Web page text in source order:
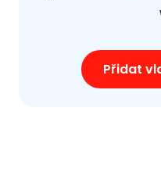
Přidat